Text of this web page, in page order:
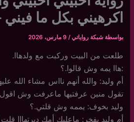
اكرهيني بكل ما فيني
بواسطة شبكة رواياتي/ 9 مارس، 2026
طلعت من البيت وركبت مع ولدهاا.
:هاا يمه وش قالوا.؟
أم وليد: والله أنهم نااس مشاء الله
تقول منين عرفتيها ماعرفت وش
وليد بخوف: يممه وش قلتي.؟
أم وليد بفخر: ماعليك أمك دبرتهااا